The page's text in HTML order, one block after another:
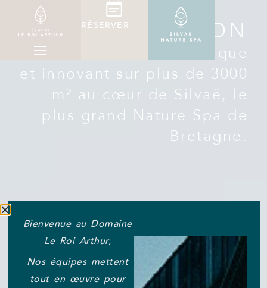
RÉSERVER
IMMERSION
Un univers bien-être unique
et innovant sur plus de 3000
m² au cœur de Silvaë, le
plus grand Nature Spa de
Bretagne.
Bienvenue au Domaine
Le Roi Arthur,
Nos équipes mettent
tout en œuvre pour